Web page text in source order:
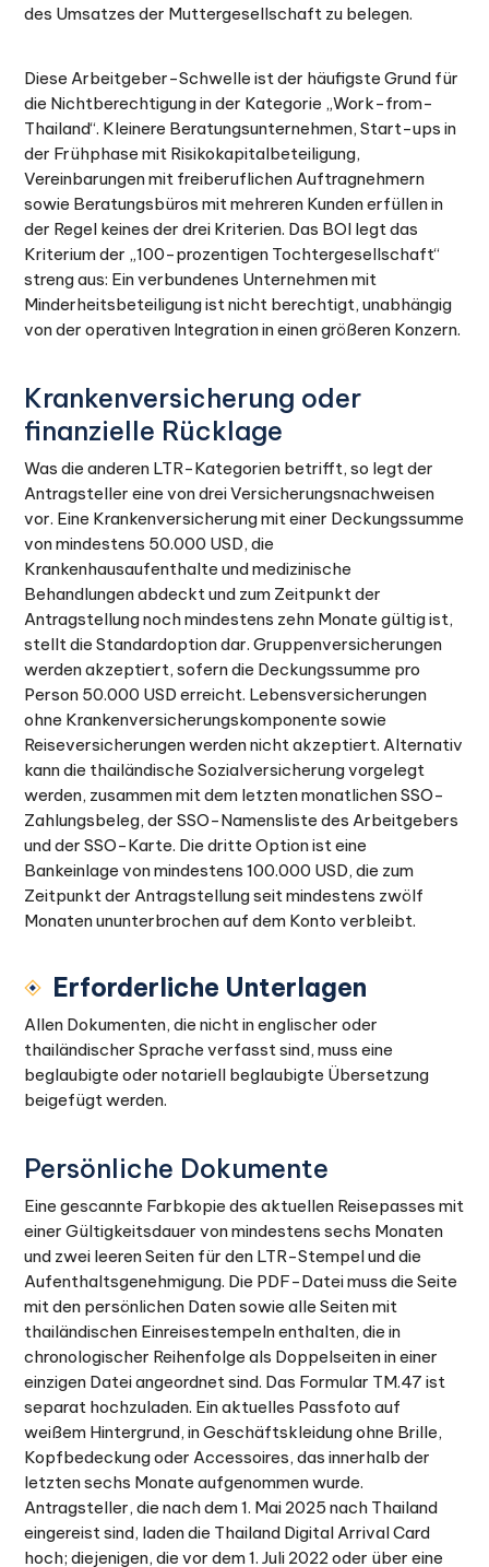
des Umsatzes der Muttergesellschaft zu belegen.
Diese Arbeitgeber-Schwelle ist der häufigste Grund für
die Nichtberechtigung in der Kategorie „Work-from-
Thailand“. Kleinere Beratungsunternehmen, Start-ups in
der Frühphase mit Risikokapitalbeteiligung,
Vereinbarungen mit freiberuflichen Auftragnehmern
sowie Beratungsbüros mit mehreren Kunden erfüllen in
der Regel keines der drei Kriterien. Das BOI legt das
Kriterium der „100-prozentigen Tochtergesellschaft“
streng aus: Ein verbundenes Unternehmen mit
Minderheitsbeteiligung ist nicht berechtigt, unabhängig
von der operativen Integration in einen größeren Konzern.
Krankenversicherung oder
finanzielle Rücklage
Was die anderen LTR-Kategorien betrifft, so legt der
Antragsteller eine von drei Versicherungsnachweisen
vor. Eine Krankenversicherung mit einer Deckungssumme
von mindestens 50.000 USD, die
Krankenhausaufenthalte und medizinische
Behandlungen abdeckt und zum Zeitpunkt der
Antragstellung noch mindestens zehn Monate gültig ist,
stellt die Standardoption dar. Gruppenversicherungen
werden akzeptiert, sofern die Deckungssumme pro
Person 50.000 USD erreicht. Lebensversicherungen
ohne Krankenversicherungskomponente sowie
Reiseversicherungen werden nicht akzeptiert. Alternativ
kann die thailändische Sozialversicherung vorgelegt
werden, zusammen mit dem letzten monatlichen SSO-
Zahlungsbeleg, der SSO-Namensliste des Arbeitgebers
und der SSO-Karte. Die dritte Option ist eine
Bankeinlage von mindestens 100.000 USD, die zum
Zeitpunkt der Antragstellung seit mindestens zwölf
Monaten ununterbrochen auf dem Konto verbleibt.
Erforderliche Unterlagen
Allen Dokumenten, die nicht in englischer oder
thailändischer Sprache verfasst sind, muss eine
beglaubigte oder notariell beglaubigte Übersetzung
beigefügt werden.
Persönliche Dokumente
Eine gescannte Farbkopie des aktuellen Reisepasses mit
einer Gültigkeitsdauer von mindestens sechs Monaten
und zwei leeren Seiten für den LTR-Stempel und die
Aufenthaltsgenehmigung. Die PDF-Datei muss die Seite
mit den persönlichen Daten sowie alle Seiten mit
thailändischen Einreisestempeln enthalten, die in
chronologischer Reihenfolge als Doppelseiten in einer
einzigen Datei angeordnet sind. Das Formular TM.47 ist
separat hochzuladen. Ein aktuelles Passfoto auf
weißem Hintergrund, in Geschäftskleidung ohne Brille,
Kopfbedeckung oder Accessoires, das innerhalb der
letzten sechs Monate aufgenommen wurde.
Antragsteller, die nach dem 1. Mai 2025 nach Thailand
eingereist sind, laden die Thailand Digital Arrival Card
hoch; diejenigen, die vor dem 1. Juli 2022 oder über eine